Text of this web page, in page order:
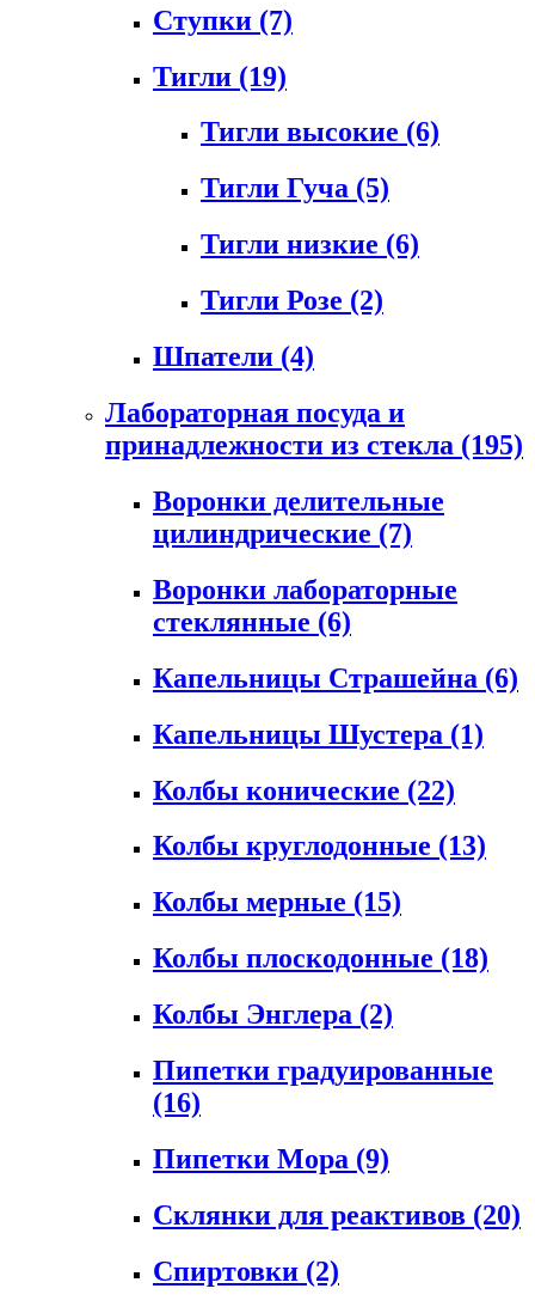
Ступки (7)
Тигли (19)
Тигли высокие (6)
Тигли Гуча (5)
Тигли низкие (6)
Тигли Розе (2)
Шпатели (4)
Лабораторная посуда и
принадлежности из стекла (195)
Воронки делительные
цилиндрические (7)
Воронки лабораторные
стеклянные (6)
Капельницы Страшейна (6)
Капельницы Шустера (1)
Колбы конические (22)
Колбы круглодонные (13)
Колбы мерные (15)
Колбы плоскодонные (18)
Колбы Энглера (2)
Пипетки градуированные
(16)
Пипетки Мора (9)
Склянки для реактивов (20)
Спиртовки (2)